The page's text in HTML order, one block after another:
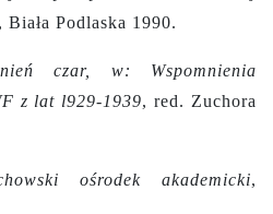
, Biała Podlaska 1990.
czar, w: Wspomnienia
z lat l929-1939, red. Zuchora
ośrodek akademicki,